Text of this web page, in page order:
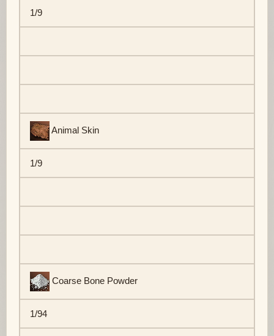
1/9
Animal Skin
1/9
Coarse Bone Powder
1/94